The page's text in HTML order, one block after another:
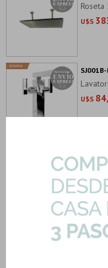
U$S
U$S
SJ001B-
De
U$S
Valvula